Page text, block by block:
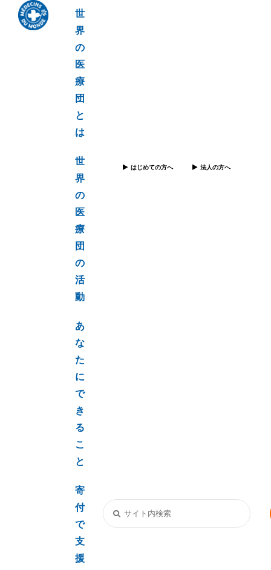
世
界
の
医
療
団
と
は
世
界
の
医
療
団
の
活
動
あ
な
た
に
で
き
る
こ
と
寄
付
で
支
援
はじめての方へ 法人の方へ